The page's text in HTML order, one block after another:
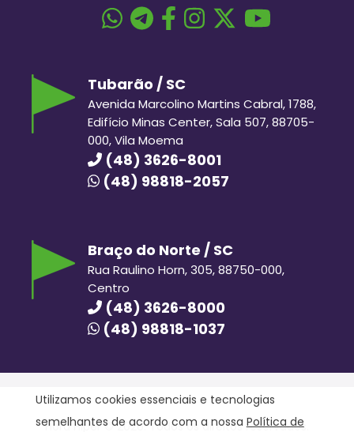
Tubarão / SC
Avenida Marcolino Martins Cabral, 1788,
Edifício Minas Center, Sala 507, 88705-
000, Vila Moema
(48) 3626-8001
(48) 98818-2057
Braço do Norte / SC
Rua Raulino Horn, 305, 88750-000,
Centro
(48) 3626-8000
(48) 98818-1037
Hora Hiper © 2020. Todos os direitos reservados.
Utilizamos cookies essenciais e tecnologias
semelhantes de acordo com a nossa Política de